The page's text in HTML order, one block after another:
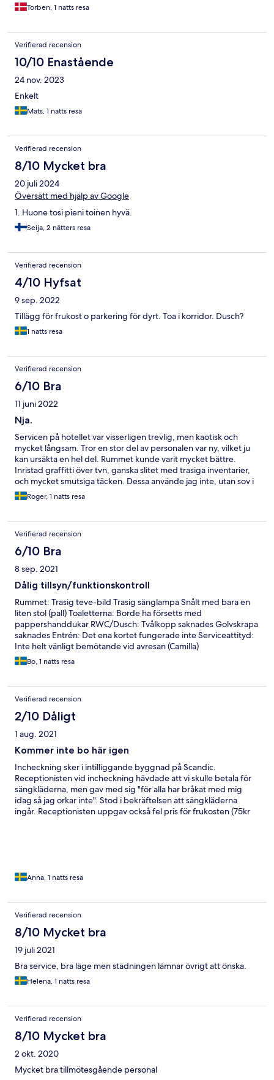
Torben, 1 natts resa
Verifierad recension
10/10 Enastående
24 nov. 2023
Enkelt
Mats, 1 natts resa
Verifierad recension
8/10 Mycket bra
20 juli 2024
Översätt med hjälp av Google
1. Huone tosi pieni toinen hyvä.
Seija, 2 nätters resa
Verifierad recension
4/10 Hyfsat
9 sep. 2022
Tillägg för frukost o parkering för dyrt. Toa i korridor. Dusch?
1 natts resa
Verifierad recension
6/10 Bra
11 juni 2022
Nja.
Servicen på hotellet var visserligen trevlig, men kaotisk och
mycket långsam. Tror en stor del av personalen var ny, vilket ju
kan ursäkta en hel del. Rummet kunde varit mycket bättre.
Inristad graffitti över tvn, ganska slitet med trasiga inventarier,
och mycket smutsiga täcken. Dessa använde jag inte, utan sov i
de lakan jag fick i en plastpåse från huvudhotellet.
Roger, 1 natts resa
Verifierad recension
6/10 Bra
8 sep. 2021
Dålig tillsyn/funktionskontroll
Rummet: Trasig teve-bild Trasig sänglampa Snålt med bara en
liten stol (pall) Toaletterna: Borde ha försetts med
pappershanddukar RWC/Dusch: Tvålkopp saknades Golvskrapa
saknades Entrén: Det ena kortet fungerade inte Serviceattityd:
Inte helt vänligt bemötande vid avresan (Camilla)
Bo, 1 natts resa
Verifierad recension
2/10 Dåligt
1 aug. 2021
Kommer inte bo här igen
Incheckning sker i intilliggande byggnad på Scandic.
Receptionisten vid incheckning hävdade att vi skulle betala för
sängkläderna, men gav med sig "för alla har bråkat med mig
idag så jag orkar inte". Stod i bekräftelsen att sängkläderna
ingår. Receptionisten uppgav också fel pris för frukosten (75kr
Anna, 1 natts resa
Verifierad recension
8/10 Mycket bra
19 juli 2021
Bra service, bra läge men städningen lämnar övrigt att önska.
Helena, 1 natts resa
Verifierad recension
8/10 Mycket bra
2 okt. 2020
Mycket bra tillmötesgående personal